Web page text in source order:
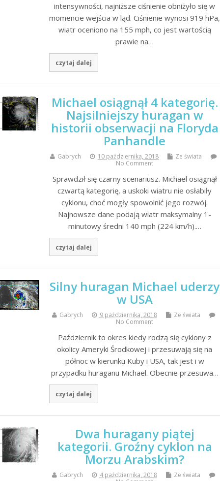
intensywności, najniższe ciśnienie obniżyło się w
momencie wejścia w ląd. Ciśnienie wynosi 919 hPa,
wiatr oceniono na 155 mph, co jest wartością
prawie na…
czytaj dalej
Michael osiągnął 4 kategorię.
Najsilniejszy huragan w
historii obserwacji na Floryda
Panhandle
Gabrych 10 października, 2018
Ze świata
No Comment
Sprawdził się czarny scenariusz. Michael osiągnął
czwartą kategorię, a uskoki wiatru nie osłabiły
cyklonu, choć mogły spowolnić jego rozwój.
Najnowsze dane podają wiatr maksymalny 1-
minutowy średni 140 mph (224 km/h).…
czytaj dalej
Silny huragan Michael uderzy
w USA
Gabrych 9 października, 2018
Ze świata
No Comment
Październik to okres kiedy rodzą się cyklony z
okolicy Ameryki Środkowej i przesuwają się na
północ w kierunku Kuby i USA, tak jest i w
przypadku huraganu Michael. Obecnie przesuwa…
czytaj dalej
Dwa huragany piątej
kategorii. Groźny cyklon na
Morzu Arabskim?
Gabrych 4 października, 2018
Ze świata